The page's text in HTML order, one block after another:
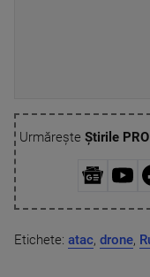
Urmărește Știrile
Etichete: atac, drone,